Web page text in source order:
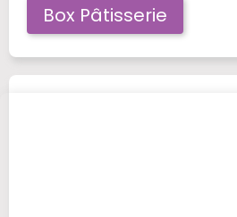
Box Pâtisserie